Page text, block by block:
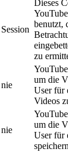
Session
Dieses
benutzt,
zu
nie
um die
User für
Videos
nie
um die
User für